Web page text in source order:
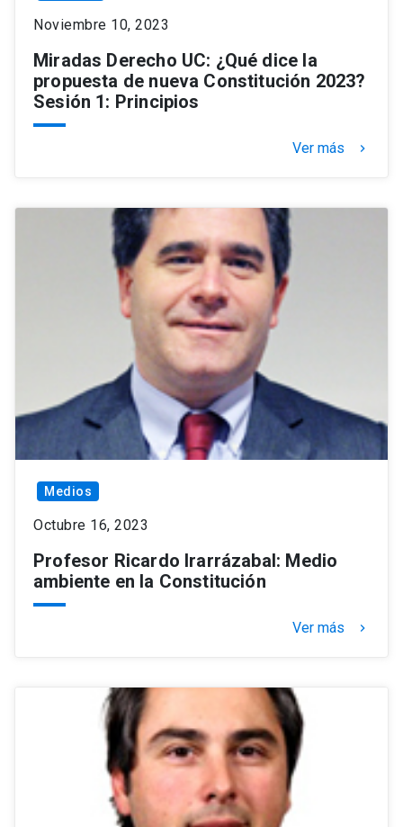
Noviembre 10, 2023
Miradas Derecho UC: ¿Qué dice la
propuesta de nueva Constitución 2023?
Sesión 1: Principios
Ver más keyboard_arrow_right
Medios
Octubre 16, 2023
Profesor Ricardo Irarrázabal: Medio
ambiente en la Constitución
Ver más keyboard_arrow_right